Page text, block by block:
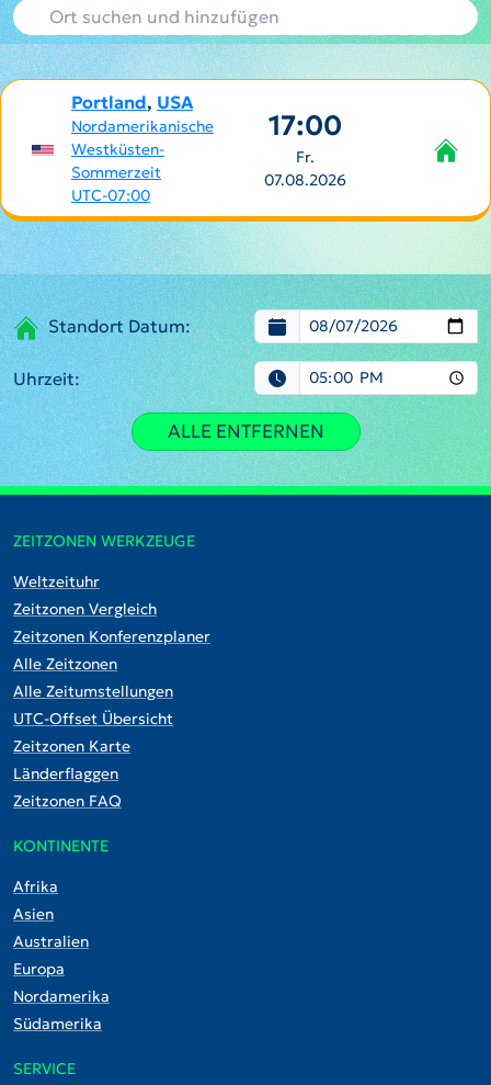
Portland, USA
Nordamerikanische
Westküsten-
Sommerzeit
UTC-07:00
17:00
Fr.
07.08.2026
Standort Datum:
Uhrzeit:
ALLE ENTFERNEN
ZEITZONEN WERKZEUGE
Weltzeituhr
Zeitzonen Vergleich
Zeitzonen Konferenzplaner
Alle Zeitzonen
Alle Zeitumstellungen
UTC-Offset Übersicht
Zeitzonen Karte
Länderflaggen
Zeitzonen FAQ
KONTINENTE
Afrika
Asien
Australien
Europa
Nordamerika
Südamerika
SERVICE